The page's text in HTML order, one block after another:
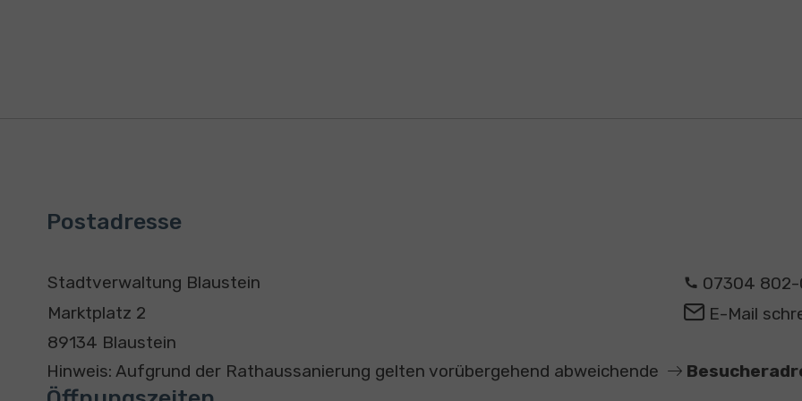
Postadresse
A
d
r
e
s
K
o
n
t
a
Stadtverwaltung Blaustein
07304
Marktplatz 2
E-Mail
89134 Blaustein
Hinweis: Aufgrund der Rathaussanierung gelten vorübergehend abweichende